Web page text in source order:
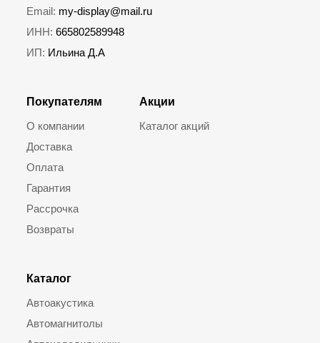
Покупателям
О компании
Доставка
Оплата
Гарантия
Рассрочка
Возвраты
Каталог
Автоакустика
Автомагнитолы
Акции
Каталог акций
Email: my-display@mail.ru
ИНН: 665802589948
ИП: Ильина Д.А